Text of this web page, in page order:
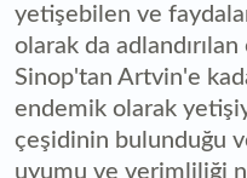
yetişebilen ve
olarak da
Sinop'tan Artvin'e
endemik olarak
çeşidinin bulunduğu
uyumu ve verimliliği